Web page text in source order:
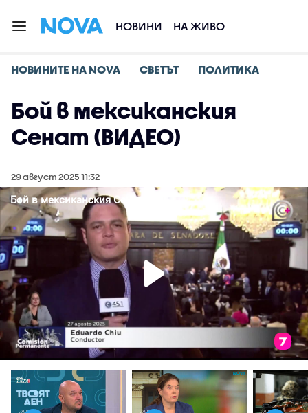
НОВИНИ НА ЖИВО
НОВИНИТЕ НА NOVA СВЕТЪТ ПОЛИТИКА
Бой в мексиканския
Сенат (ВИДЕО)
29 август 2025 11:32